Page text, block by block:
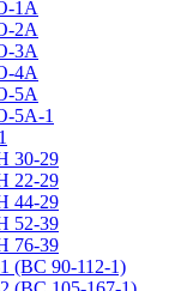
1А
2А
3А
4А
5А
5А-1
30-29
22-29
44-29
52-39
76-39
(ВС 90-112-1)